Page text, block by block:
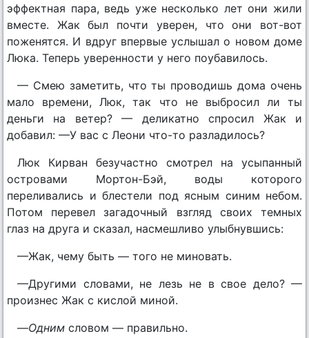
эффектная пара, ведь уже несколько лет они жили
вместе. Жак был почти уверен, что они вот-вот
поженятся. И вдруг впервые услышал о новом доме
Люка. Теперь уверенности у него поубавилось.
— Смею заметить, что ты проводишь дома очень
мало времени, Люк, так что не выбросил ли ты
деньги на ветер? — деликатно спросил Жак и
добавил: —У вас с Леони что-то разладилось?
Люк Кирван безучастно смотрел на усыпанный
островами Мортон-Бэй, воды которого
переливались и блестели под ясным синим небом.
Потом перевел загадочный взгляд своих темных
глаз на друга и сказал, насмешливо улыбнувшись:
—Жак, чему быть — того не миновать.
—Другими словами, не лезь не в свое дело? —
произнес Жак с кислой миной.
—Одним словом — правильно.